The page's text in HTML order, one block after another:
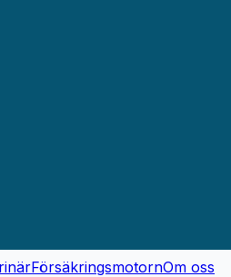
FörsäkringsmotornOm oss